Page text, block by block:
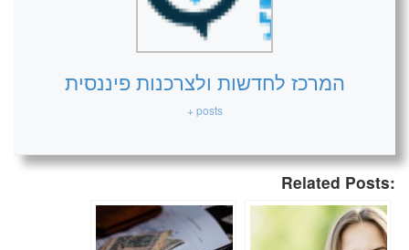
המרכז לחדשות ולצרכנות פיננסית
+ posts
Related Posts: